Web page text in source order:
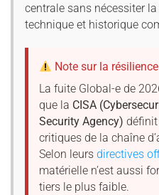
centrale sans nécessiter la
technique et historique
Note sur la
La fuite Global-e de
que la CISA
Security Agency)
critiques de la chaîne
Selon leurs directives
matérielle n’est aussi
tiers le plus faible.